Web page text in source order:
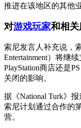
推进在该地区的其他
对游戏玩家和相
索尼发言人补充说，
Entertainment）将继
PlayStation商店还是
关闭的影响。
据《National Turk》
索尼计划通过合作的
营。